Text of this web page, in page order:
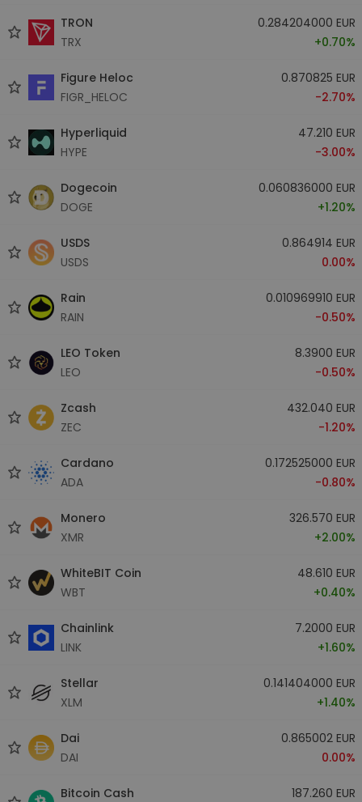
TRON
TRX
0.284204000 EUR
+0.70%
Figure Heloc
FIGR_HELOC
0.870825 EUR
-2.70%
Hyperliquid
HYPE
47.210 EUR
-3.00%
Dogecoin
DOGE
0.060836000 EUR
+1.20%
USDS
USDS
0.864914 EUR
0.00%
Rain
RAIN
0.010969910 EUR
-0.50%
LEO Token
LEO
8.3900 EUR
-0.50%
Zcash
ZEC
432.040 EUR
-1.20%
Cardano
ADA
0.172525000 EUR
-0.80%
Monero
XMR
326.570 EUR
+2.00%
WhiteBIT Coin
WBT
48.610 EUR
+0.40%
Chainlink
LINK
7.2000 EUR
+1.60%
Stellar
XLM
0.141404000 EUR
+1.40%
Dai
DAI
0.865002 EUR
0.00%
Bitcoin Cash
187.260 EUR